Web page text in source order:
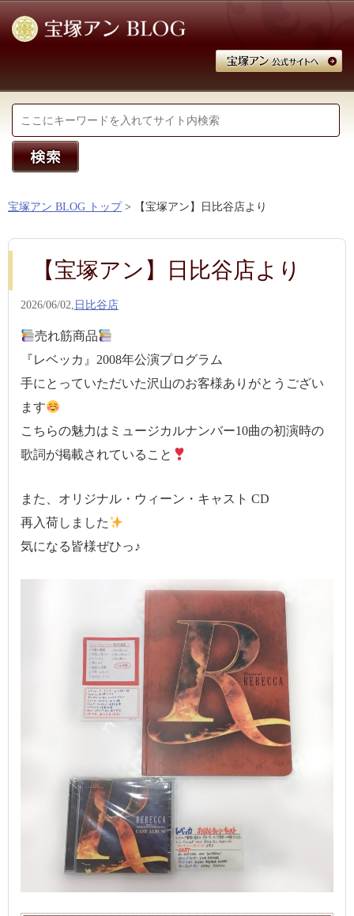
宝塚アン BLOG トップ > 【宝塚アン】日比谷店より
【宝塚アン】日比谷店より
2026/06/02, 日比谷店
売れ筋商品
『レベッカ』2008年公演プログラム
手にとっていただいた沢山のお客様ありがとうござい
ます
こちらの魅力はミュージカルナンバー10曲の初演時の
歌詞が掲載されていること
また、オリジナル・ウィーン・キャスト CD
再入荷しました
気になる皆様ぜひっ♪